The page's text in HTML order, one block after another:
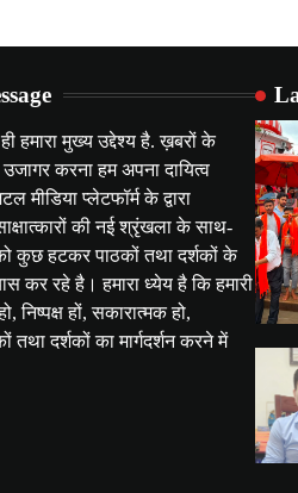
ही हमारा मुख्य उद्देश्य है. ख़बरों के
करना हम अपना दायित्व
मीडिया प्लेटफॉर्म के द्वारा
की नई श्रृंखला के साथ-
कुछ हटकर पाठकों तथा दर्शकों के
कर रहे है। हमारा ध्येय है कि हमारी
निष्पक्ष हों, सकारात्मक हो,
तथा दर्शकों का मार्गदर्शन करने में